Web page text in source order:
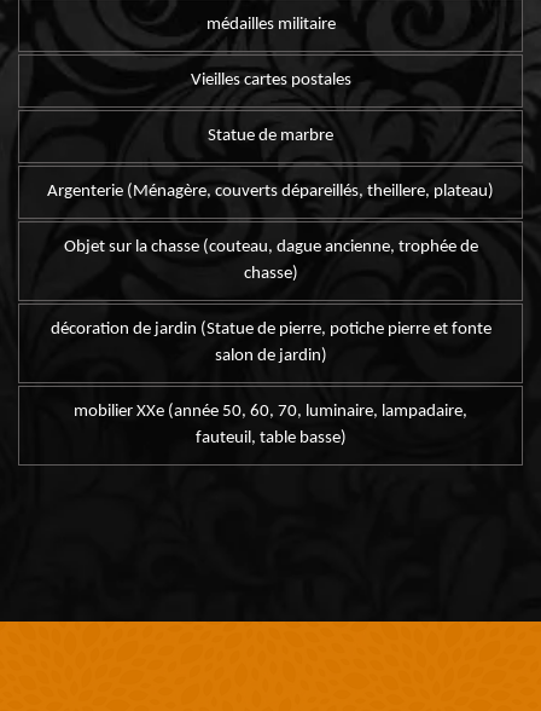
médailles militaire
Vieilles cartes postales
Statue de marbre
Argenterie (Ménagère, couverts dépareillés, theillere, plateau)
Objet sur la chasse (couteau, dague ancienne, trophée de
chasse)
décoration de jardin (Statue de pierre, potiche pierre et fonte
salon de jardin)
mobilier XXe (année 50, 60, 70, luminaire, lampadaire,
fauteuil, table basse)